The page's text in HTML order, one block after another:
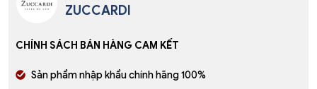
ZUCCARDI
CHÍNH SÁCH BÁN HÀNG CAM KẾT
Sản phẩm nhập khẩu chính hãng 100%